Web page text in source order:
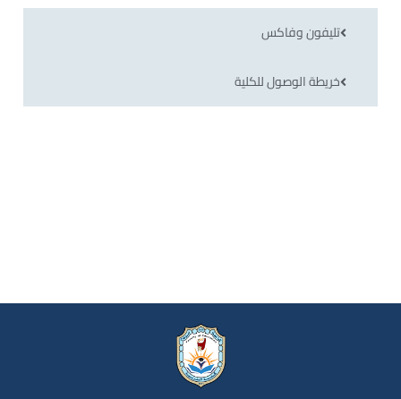
تليفون وفاكس
خريطة الوصول للكلية